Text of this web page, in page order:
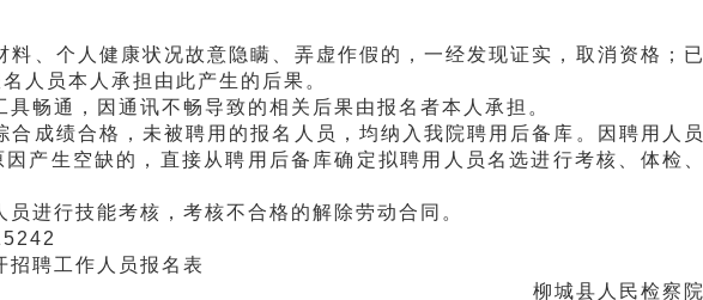
、个人健康状况故意隐瞒、弄虚作假的，一经发现证实，取消资格；已
人员本人承担由此产生的后果。
畅通，因通讯不畅导致的相关后果由报名者本人承担。
成绩合格，未被聘用的报名人员，均纳入我院聘用后备库。因聘用人员
产生空缺的，直接从聘用后备库确定拟聘用人员名选进行考核、体检、
进行技能考核，考核不合格的解除劳动合同。
聘工作人员报名表
柳城县人民检察院